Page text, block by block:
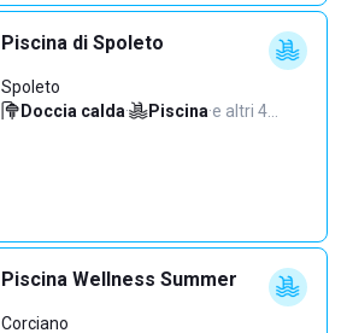
Piscina di Spoleto
Spoleto
Doccia calda· Piscina·e altri 4…
Piscina Wellness Summer
Corciano